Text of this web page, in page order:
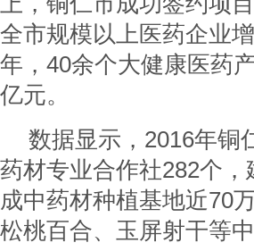
全市规模以上医药企业
年，40余个大健康医药
亿元。
数据显示，2016年铜
药材专业合作社282个
成中药材种植基地近70
松桃百合、玉屏射干等